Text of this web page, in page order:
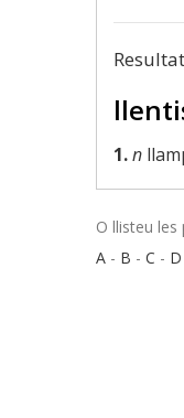
1.n
O llisteu les
A - B - C - D